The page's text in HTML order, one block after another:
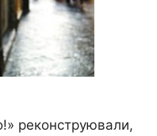
реконструювали,